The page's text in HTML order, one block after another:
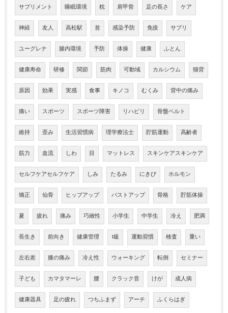
サプリメント 睡眠環境 枕 肩甲骨 足の長さ ケア
神経 友人 高松駅 首 感染予防 免疫 サプリ
ユーグレナ 腸内環境 予防 体操 健康 ふとん
健康寿命 研修 関節 筋肉 可動域 カルシウム 猫背
原因 効果 実感 食事 キノコ むくみ 背中の痛み
痛い スポーツ スポーツ障害 リハビリ 骨盤ベルト
維持 歪み 生活習慣病 理学療法士 貯筋運動 高齢者
筋力 血流 しわ 目 マットレス スキンケアスキンケア
セルフケアセルフケア しみ たるみ にきび ホルモン
矯正 仙骨 ヒップアップ バストアップ 骨格 貯筋体操
夏 疲れ 痛み 巧緻性 小学生 中学生 冷え 肥満
長生き 前向き 健康管理 1級 運動習慣 検査 重い
左右差 膝の痛み 冷え性 ウォーキング 転倒 セミナー
子ども カマタマーレ 腰 クラック音 けが 成人病
健康器具 足の疲れ つちふまず アーチ ふくらはぎ